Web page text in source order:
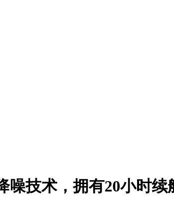
噪技术，拥有20小时续